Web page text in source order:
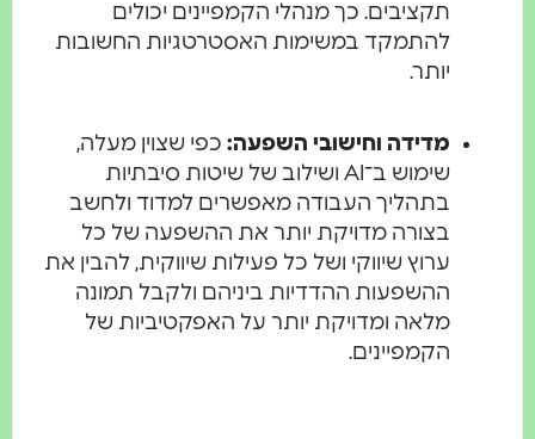
תקציבים. כך מנהלי הקמפיינים יכולים
להתמקד במשימות האסטרטגיות החשובות
יותר.
מדידה וחישובי השפעה:כפי שצוין מעלה,
שימוש ב־AI ושילוב של שיטות סיבתיות
בתהליך העבודה מאפשרים למדוד ולחשב
בצורה מדויקת יותר את ההשפעה של כל
ערוץ שיווקי ושל כל פעילות שיווקית, להבין את
ההשפעות ההדדיות ביניהם ולקבל תמונה
מלאה ומדויקת יותר על האפקטיביות של
הקמפיינים.